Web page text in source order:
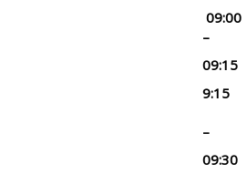
09:00
–
09:15
9:15
–
09:30